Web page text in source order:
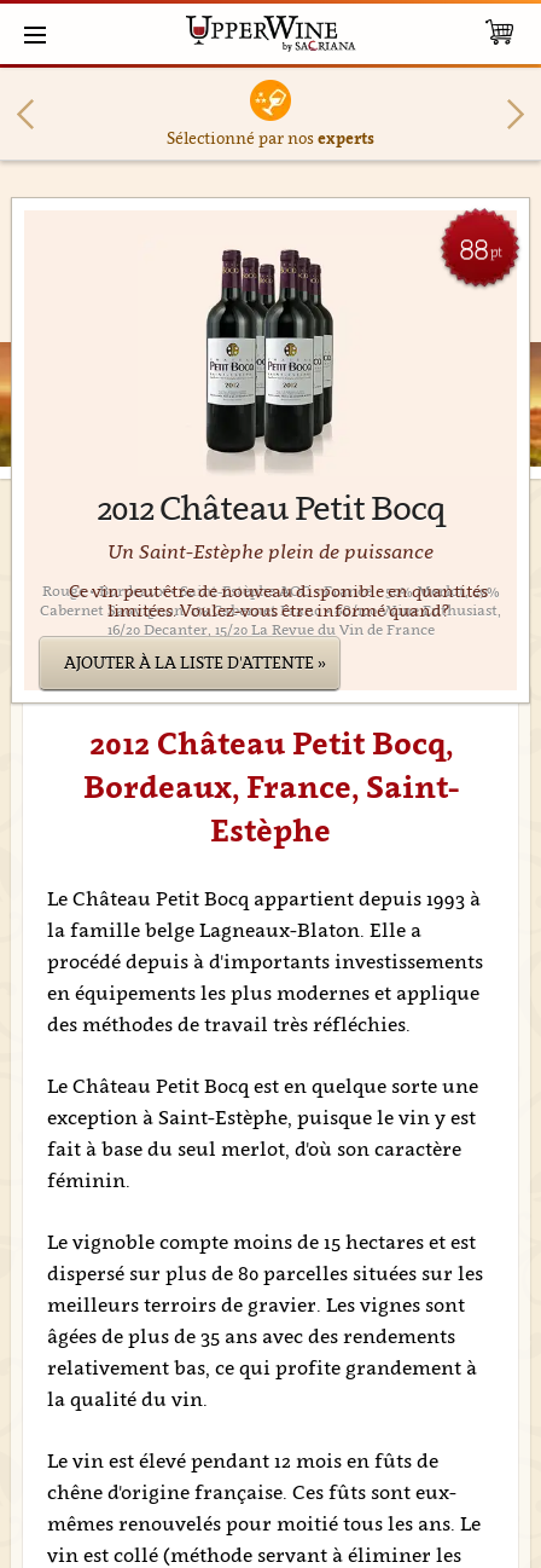
Sélectionné par nosexperts
2012 Château Petit Bocq
88pt
Un Saint-Estèphe plein de puissance
Rouge • Bordeaux • Saint-Estèphe AOC • France • 50% Merlot, 49%
Cabernet Sauvignon, 1% Cabernet Franc • 88/100 Wine Enthusiast,
16/20 Decanter, 15/20 La Revue du Vin de France
Ce vin peut être de nouveau disponible en quantités
limitées. Voulez-vous être informé quand?
AJOUTER À LA LISTE D'ATTENTE »
2012 Château Petit Bocq,
Bordeaux, France, Saint-
Estèphe
Le Château Petit Bocq appartient depuis 1993 à
la famille belge Lagneaux-Blaton. Elle a
procédé depuis à d'importants investissements
en équipements les plus modernes et applique
des méthodes de travail très réfléchies.
Le Château Petit Bocq est en quelque sorte une
exception à Saint-Estèphe, puisque le vin y est
fait à base du seul merlot, d'où son caractère
féminin.
Le vignoble compte moins de 15 hectares et est
dispersé sur plus de 80 parcelles situées sur les
meilleurs terroirs de gravier. Les vignes sont
âgées de plus de 35 ans avec des rendements
relativement bas, ce qui profite grandement à
la qualité du vin.
Le vin est élevé pendant 12 mois en fûts de
chêne d'origine française. Ces fûts sont eux-
mêmes renouvelés pour moitié tous les ans. Le
vin est collé (méthode servant à éliminer les